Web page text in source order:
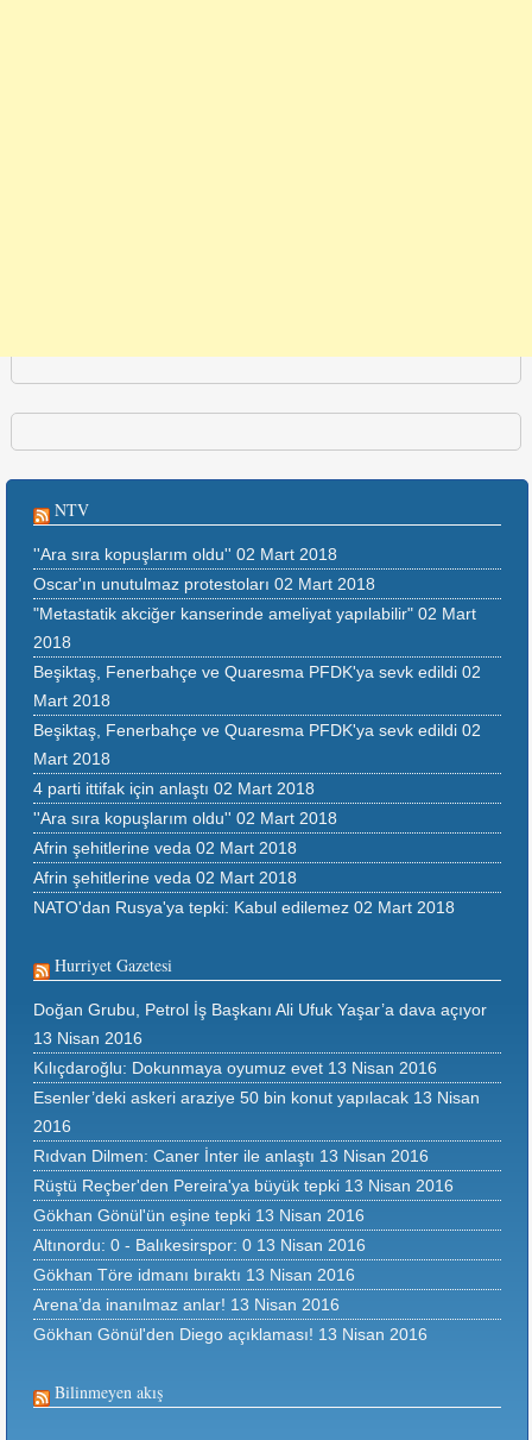
NTV
''Ara sıra kopuşlarım oldu'' 02 Mart 2018
Oscar'ın unutulmaz protestoları 02 Mart 2018
"Metastatik akciğer kanserinde ameliyat yapılabilir" 02 Mart
2018
Beşiktaş, Fenerbahçe ve Quaresma PFDK'ya sevk edildi 02
Mart 2018
Beşiktaş, Fenerbahçe ve Quaresma PFDK'ya sevk edildi 02
Mart 2018
4 parti ittifak için anlaştı 02 Mart 2018
''Ara sıra kopuşlarım oldu'' 02 Mart 2018
Afrin şehitlerine veda 02 Mart 2018
Afrin şehitlerine veda 02 Mart 2018
NATO'dan Rusya'ya tepki: Kabul edilemez 02 Mart 2018
Hurriyet Gazetesi
Doğan Grubu, Petrol İş Başkanı Ali Ufuk Yaşar’a dava açıyor
13 Nisan 2016
Kılıçdaroğlu: Dokunmaya oyumuz evet 13 Nisan 2016
Esenler’deki askeri araziye 50 bin konut yapılacak 13 Nisan
2016
Rıdvan Dilmen: Caner İnter ile anlaştı 13 Nisan 2016
Rüştü Reçber'den Pereira'ya büyük tepki 13 Nisan 2016
Gökhan Gönül'ün eşine tepki 13 Nisan 2016
Altınordu: 0 - Balıkesirspor: 0 13 Nisan 2016
Gökhan Töre idmanı bıraktı 13 Nisan 2016
Arena’da inanılmaz anlar! 13 Nisan 2016
Gökhan Gönül'den Diego açıklaması! 13 Nisan 2016
Bilinmeyen akış